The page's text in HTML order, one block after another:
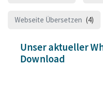
Webseite Übersetzen (4)
Unser aktueller
Download